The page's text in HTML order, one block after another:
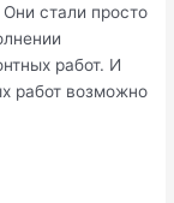
стали просто
работ. И
работ возможно